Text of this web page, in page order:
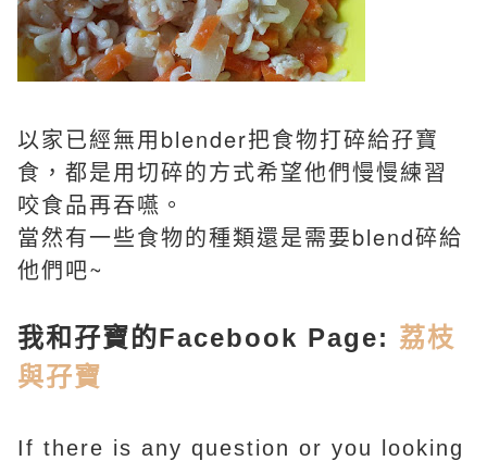
以家已經無用blender把食物打碎給孖寶
食，都是用切碎的方式希望他們慢慢練習
咬食品再吞嚥。
當然有一些食物的種類還是需要blend碎給
他們吧~
我和孖寶的Facebook Page: 荔枝
與孖寶
If there is any question or you looking